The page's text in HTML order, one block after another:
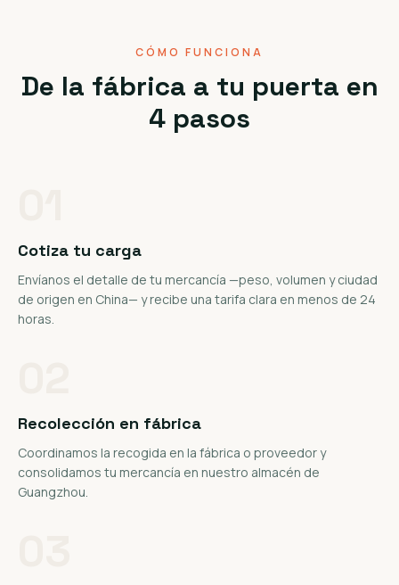
CÓMO FUNCIONA
De la fábrica a tu puerta en
4 pasos
Cotiza tu carga
Envíanos el detalle de tu mercancía —peso, volumen y ciudad
de origen en China— y recibe una tarifa clara en menos de 24
horas.
Recolección en fábrica
Coordinamos la recogida en la fábrica o proveedor y
consolidamos tu mercancía en nuestro almacén de
Guangzhou.